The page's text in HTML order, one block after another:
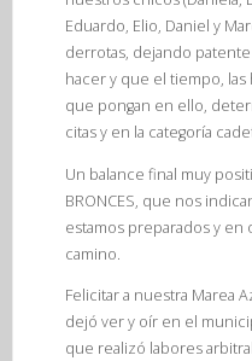
Eduardo, Elio, Daniel y
derrotas, dejando
hacer y que el tiempo,
que pongan en ello,
citas y en la categoría
Un balance final muy
BRONCES, que nos
estamos preparados y
camino.
Felicitar a nuestra Marea
dejó ver y oír en el
que realizó labores